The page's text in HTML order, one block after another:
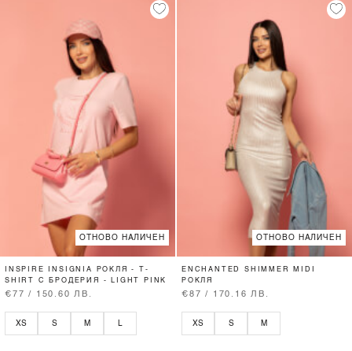
ОТНОВО НАЛИЧЕН
INSPIRE INSIGNIA РОКЛЯ - T-
SHIRT С БРОДЕРИЯ - LIGHT PINK
€77 / 150.60 ЛВ.
XS S M L
ОТНОВО НАЛИЧЕН
ENCHANTED SHIMMER MIDI
РОКЛЯ
€87 / 170.16 ЛВ.
XS S M